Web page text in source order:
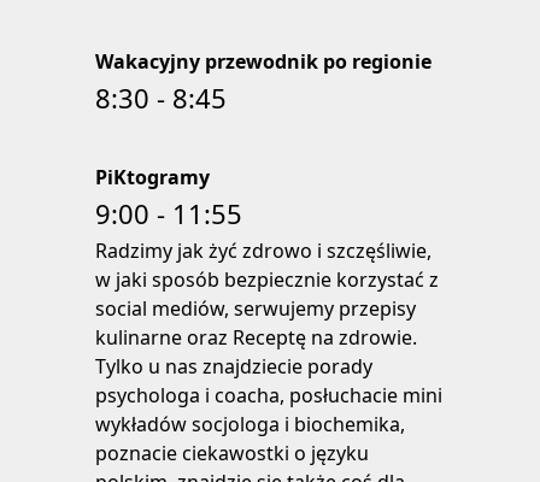
Wakacyjny przewodnik po regionie
8:30 - 8:45
PiKtogramy
9:00 - 11:55
Radzimy jak żyć zdrowo i szczęśliwie,
w jaki sposób bezpiecznie korzystać z
social mediów, serwujemy przepisy
kulinarne oraz Receptę na zdrowie.
Tylko u nas znajdziecie porady
psychologa i coacha, posłuchacie mini
wykładów socjologa i biochemika,
poznacie ciekawostki o języku